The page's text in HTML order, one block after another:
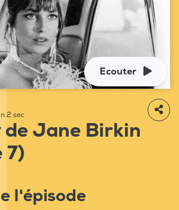
Ecouter
2 sec
de Jane Birkin
7)
l'épisode